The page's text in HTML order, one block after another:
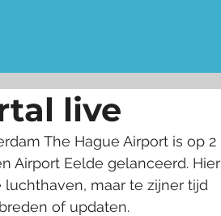
live
The Hague Airport is op 2
Airport Eelde gelanceerd. Hier
maar te zijner tijd
of updaten.